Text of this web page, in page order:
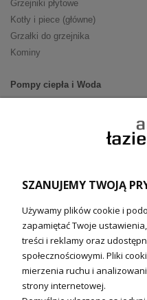
Grzejniki płytowe
Kotły i piece (główne)
Grzałki do grzejnika
Kominy
Pompy ciepła i Woda
Ogrzewanie podłogowe (główne)
Technika solarna
Fotowoltanika
Sterowniki i regulatory
Nagrzewnice i kurtyny
SZANUJEMY TWOJĄ
Używamy plików cookie i
zapamiętać Twoje
treści i reklamy oraz
społecznościowymi. Pliki
mierzenia ruchu i
strony internetowej.